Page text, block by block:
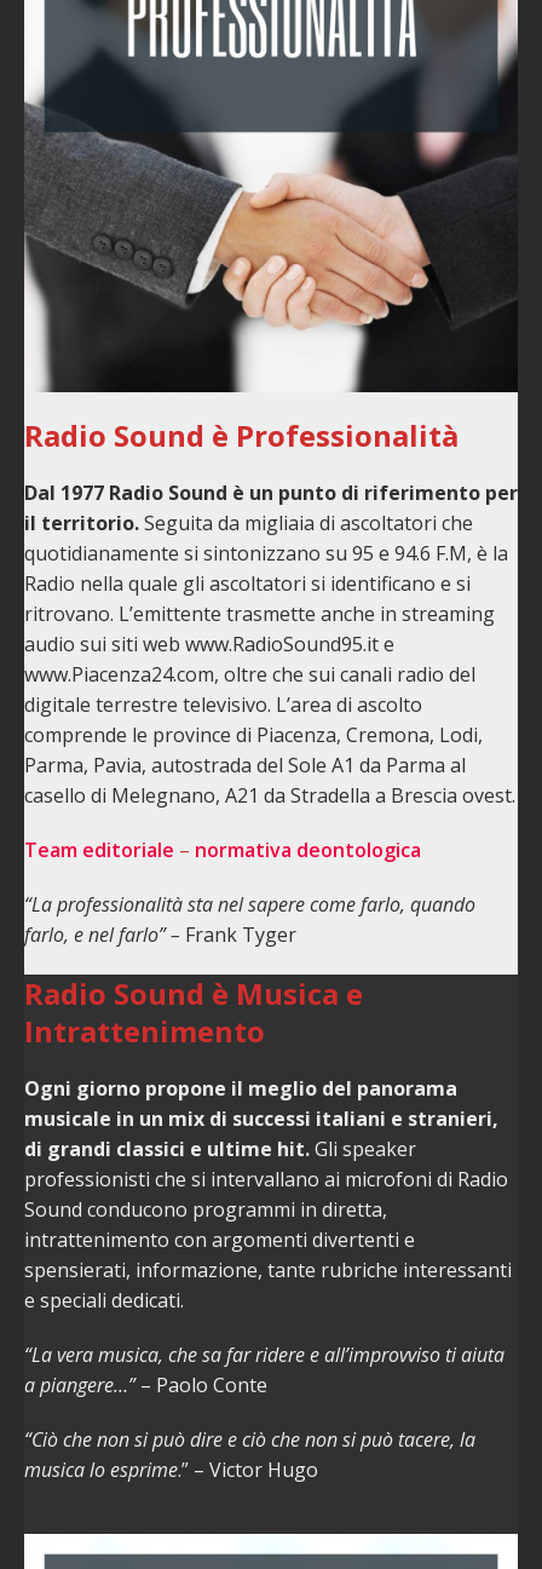
Radio Sound è Professionalità
Dal 1977 Radio Sound è un punto di riferimento per
il territorio.Seguita da migliaia di ascoltatori che
quotidianamente si sintonizzano su 95 e 94.6 F.M, è la
Radio nella quale gli ascoltatori si identificano e si
ritrovano. L’emittente trasmette anche in streaming
audio sui siti web www.RadioSound95.it e
www.Piacenza24.com, oltre che sui canali radio del
digitale terrestre televisivo. L’area di ascolto
comprende le province di Piacenza, Cremona, Lodi,
Parma, Pavia, autostrada del Sole A1 da Parma al
casello di Melegnano, A21 da Stradella a Brescia ovest.
Team editoriale – normativa deontologica
“La professionalità sta nel sapere come farlo, quando
farlo, e nel farlo” – Frank Tyger
Radio Sound è Musica e
Intrattenimento
Ogni giorno propone il meglio del panorama
musicale in un mix di successi italiani e stranieri,
di grandi classici e ultime hit.Gli speaker
professionisti che si intervallano ai microfoni di Radio
Sound conducono programmi in diretta,
intrattenimento con argomenti divertenti e
spensierati, informazione, tante rubriche interessanti
e speciali dedicati.
“La vera musica, che sa far ridere e all’improvviso ti aiuta
a piangere…”– Paolo Conte
“Ciò che non si può dire e ciò che non si può tacere, la
musica lo esprime.” – Victor Hugo